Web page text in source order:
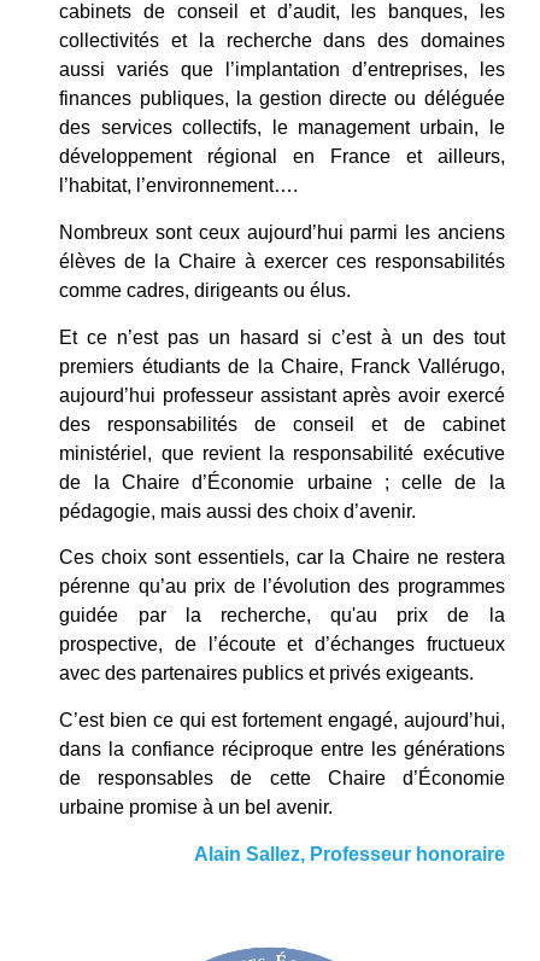
cabinets de conseil et d’audit, les banques, les
collectivités et la recherche dans des domaines
aussi variés que l’implantation d’entreprises, les
finances publiques, la gestion directe ou déléguée
des services collectifs, le management urbain, le
développement régional en France et ailleurs,
l’habitat, l’environnement….
Nombreux sont ceux aujourd’hui parmi les anciens
élèves de la Chaire à exercer ces responsabilités
comme cadres, dirigeants ou élus.
Et ce n’est pas un hasard si c’est à un des tout
premiers étudiants de la Chaire, Franck Vallérugo,
aujourd’hui professeur assistant après avoir exercé
des responsabilités de conseil et de cabinet
ministériel, que revient la responsabilité exécutive
de la Chaire d’Économie urbaine ; celle de la
pédagogie, mais aussi des choix d’avenir.
Ces choix sont essentiels, car la Chaire ne restera
pérenne qu’au prix de l’évolution des programmes
guidée par la recherche, qu'au prix de la
prospective, de l’écoute et d’échanges fructueux
avec des partenaires publics et privés exigeants.
C’est bien ce qui est fortement engagé, aujourd’hui,
dans la confiance réciproque entre les générations
de responsables de cette Chaire d’Économie
urbaine promise à un bel avenir.
Alain Sallez, Professeur honoraire